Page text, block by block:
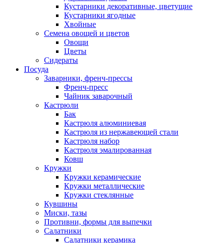
Кустарники декоративные, цветущие
Кустарники ягодные
Хвойные
Семена овощей и цветов
Овощи
Цветы
Сидераты
Посуда
Заварники, френч-прессы
Френч-пресс
Чайник заварочный
Кастрюли
Бак
Кастрюля алюминиевая
Кастрюля из нержавеющей стали
Кастрюля набор
Кастрюля эмалированная
Ковш
Кружки
Кружки керамические
Кружки металлические
Кружки стеклянные
Кувшины
Миски, тазы
Противни, формы для выпечки
Салатники
Салатники керамика